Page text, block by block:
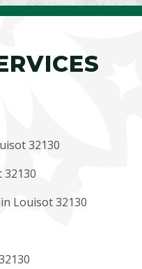
32130
32130
Louisot 32130